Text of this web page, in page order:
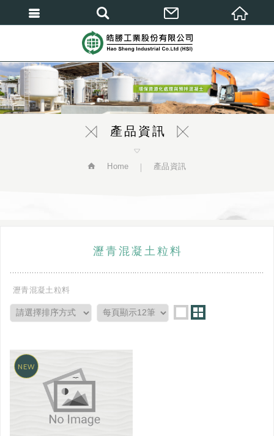
產品資訊
Home 產品資訊
瀝青混凝土粒料
瀝青混凝土粒料
繁體中文